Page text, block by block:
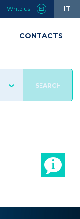
SEARCH
Write us IT
CONTACTS